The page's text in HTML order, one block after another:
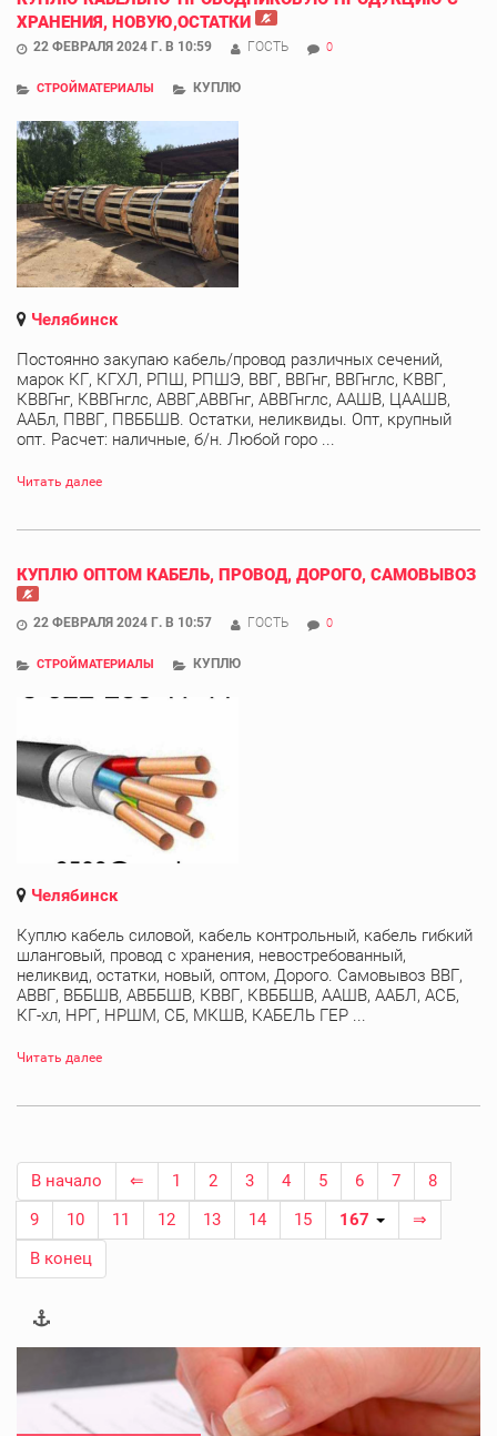
ХРАНЕНИЯ, НОВУЮ,ОСТАТКИ
22 ФЕВРАЛЯ 2024 Г. В 10:59 ГОСТЬ 0
СТРОЙМАТЕРИАЛЫ КУПЛЮ
Челябинск
Постоянно закупаю кабель/провод различных сечений,
марок КГ, КГХЛ, РПШ, РПШЭ, ВВГ, ВВГнг, ВВГнглс, КВВГ,
КВВГнг, КВВГнглс, АВВГ,АВВГнг, АВВГнглс, ААШВ, ЦААШВ,
ААБл, ПВВГ, ПВББШВ. Остатки, неликвиды. Опт, крупный
опт. Расчет: наличные, б/н. Любой горо ...
Читать далее
КУПЛЮ ОПТОМ КАБЕЛЬ, ПРОВОД, ДОРОГО, САМОВЫВОЗ
22 ФЕВРАЛЯ 2024 Г. В 10:57 ГОСТЬ 0
СТРОЙМАТЕРИАЛЫ КУПЛЮ
Челябинск
Куплю кабель силовой, кабель контрольный, кабель гибкий
шланговый, провод с хранения, невостребованный,
неликвид, остатки, новый, оптом, Дорого. Самовывоз ВВГ,
АВВГ, ВББШВ, АВББШВ, КВВГ, КВББШВ, ААШВ, ААБЛ, АСБ,
КГ-хл, НРГ, НРШМ, СБ, МКШВ, КАБЕЛЬ ГЕР ...
Читать далее
В начало ⇐ 1 2 3 4 5 6 7
8
9
10 11 12 13 14 15 167
⇒
В конец